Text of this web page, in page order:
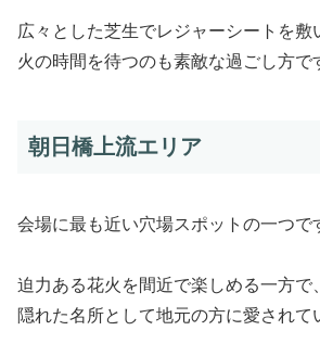
広々とした芝生でレジャーシートを敷
火の時間を待つのも素敵な過ごし方で
朝日橋上流エリア
会場に最も近い穴場スポットの一つで
迫力ある花火を間近で楽しめる一方で
隠れた名所として地元の方に愛されて